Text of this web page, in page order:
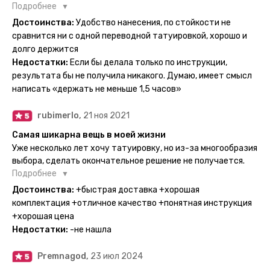
настоящие, и не тускнеют больше недели даже несмотря
на контакты с водой! На сайте очень большой выбор по
тематике и размерам, быстрая доставка. Заказывала сразу
очередного рисунка у меня на руке друзья до сих пор
каждый раз уточняют, временная ли тату или я всё-таки
решила себе что-то набить :) Т. к. если следовать
инструкции, то её действительно не отличить от
настоящей. Главное, не стараться перевести большую
тату на какой-то маленький участок кожи (например,
запястье) - вследствие чего могут плохо отпечататься
какие-то части рисунка. Но это, скажем так, риски, которые
вы берёте на себя сами ;)
Подробнее
Достоинства: Удобство нанесения, по стойкости не
сравнится ни с одной переводной татуировкой, хорошо и
долго держится
Недостатки: Если бы делала только по инструкции,
результата бы не получила никакого. Думаю, имеет смысл
написать «держать не меньше 1,5 часов»
rubimerlo, 21 ноя 2021
Самая шикарна вещь в моей жизни
Уже несколько лет хочу татуировку, но из-за многообразия
выбора, сделать окончательное решение не получается.
Поэтому everink стали для меня настоящей находкой. Как
только тату пришли, я сразу понеслась их забирать. Хочу
отметить, что у everink очень большой выбор мест для
доставки, что значительно упрощает процесс получения
тату. Посылка была упакованна в бумажный плотный
конверт, внутри оказалась ещё одна упаковка с
дизайнерским принтом. Комплектация набора: сами тату,
упакованные в специальные пакетики, салфетки,
Подробнее
Достоинства: +быстрая доставка +хорошая
комплектация +отличное качество +понятная инструкция
+хорошая цена
Недостатки: -не нашла
Premnagod, 23 июл 2024